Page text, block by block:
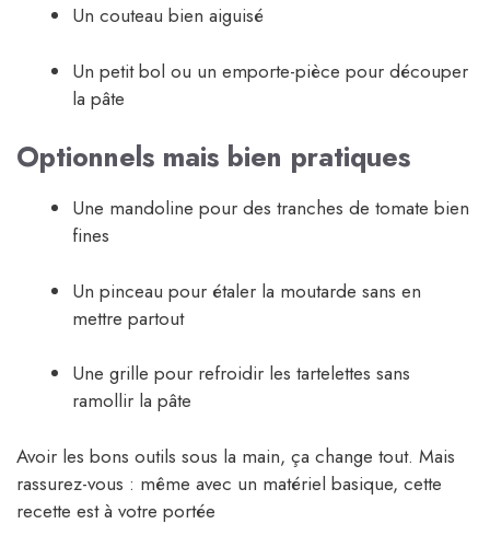
Un couteau bien aiguisé
Un petit bol ou un emporte-pièce pour découper
la pâte
Optionnels mais bien pratiques
Une mandoline pour des tranches de tomate bien
fines
Un pinceau pour étaler la moutarde sans en
mettre partout
Une grille pour refroidir les tartelettes sans
ramollir la pâte
Avoir les bons outils sous la main, ça change tout. Mais
rassurez-vous : même avec un matériel basique, cette
recette est à votre portée